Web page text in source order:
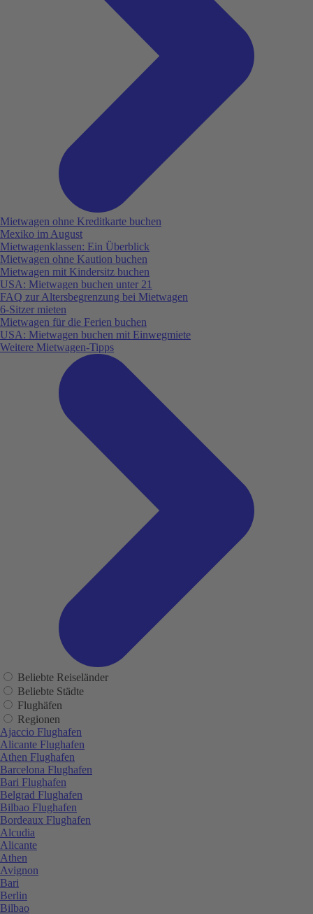
Mietwagen ohne Kreditkarte buchen
Mexiko im August
Mietwagenklassen: Ein Überblick
Mietwagen ohne Kaution buchen
Mietwagen mit Kindersitz buchen
USA: Mietwagen buchen unter 21
FAQ zur Altersbegrenzung bei Mietwagen
6-Sitzer mieten
Mietwagen für die Ferien buchen
USA: Mietwagen buchen mit Einwegmiete
Weitere Mietwagen-Tipps
Beliebte Reiseländer
Beliebte Städte
Flughäfen
Regionen
Ajaccio Flughafen
Alicante Flughafen
Athen Flughafen
Barcelona Flughafen
Bari Flughafen
Belgrad Flughafen
Bilbao Flughafen
Bordeaux Flughafen
Alcudia
Alicante
Athen
Avignon
Bari
Berlin
Bilbao